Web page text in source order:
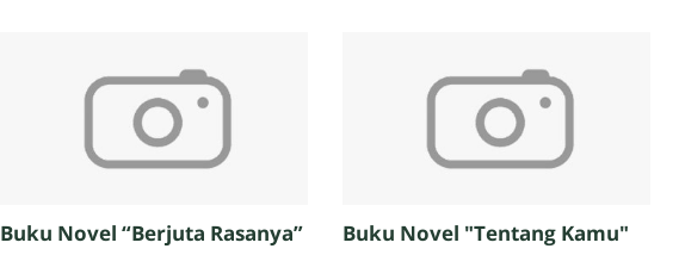
Buku Novel “Berjuta Rasanya”
Buku Novel "Tentang Kamu"